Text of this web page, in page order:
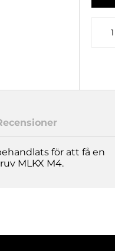
för att få en
MLKX M4.